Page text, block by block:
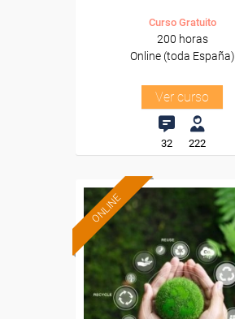
Curso Gratuito
200 horas
Online (toda España)
Ver curso
32 222
ONLINE
Formación 100%
subvencionada.
Para desempleados,
trabajadores y autónomos.